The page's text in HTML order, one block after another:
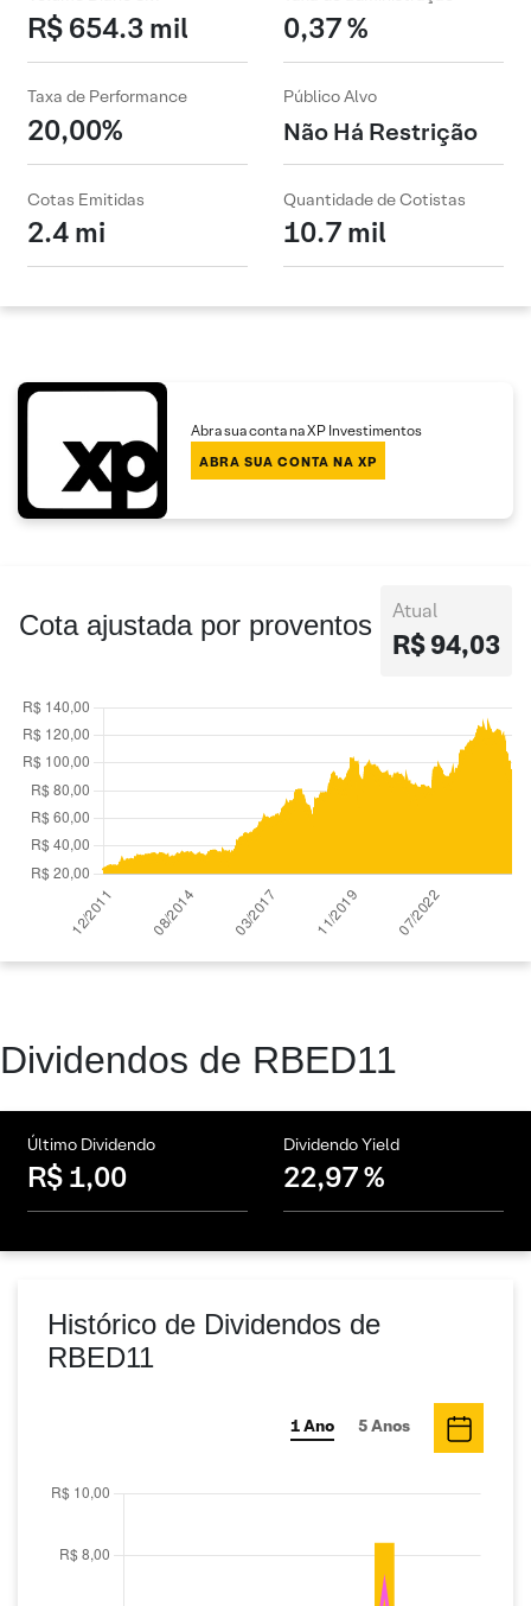
R$ 654.3 mil 0,37 %
Taxa de Performance
20,00%
Público Alvo
Não Há Restrição
Cotas Emitidas
2.4 mi
Quantidade de Cotistas
10.7 mil
Abra sua conta na XP Investimentos
ABRA SUA CONTA NA XP
Cota ajustada por proventos Atual
R$ 94,03
Dividendos de RBED11
Último Dividendo
R$ 1,00
Dividendo Yield
22,97 %
Histórico de Dividendos de
RBED11
1 Ano 5 Anos